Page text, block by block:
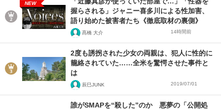
NEW
握らされる」ジャニー喜多川による性加害、
語り始めた被害者たち《徹底取材の裏側》
髙橋 大介 14時間前
2度も誘拐された少女の両親は、犯人に性的に
籠絡されていた……全米を驚愕させた事件と
は
辰巳JUNK 2019/07/01
誰がSMAPを“殺した”のか 悪夢の「公開処